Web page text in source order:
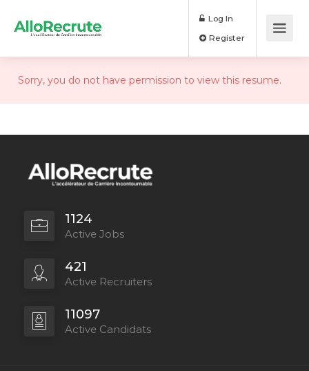
Log In
Sorry, you do not have permission to view this resume.
1124
Active Jobs
421
Active Recruiters
11097
Active Candidats